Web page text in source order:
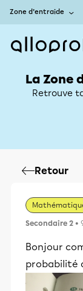
Zone d’entraide
La Zone
Retrouve
Retour
Secondaire 2 •
Bonjour
probabilité